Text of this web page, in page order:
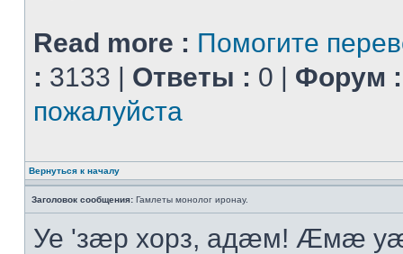
Read more : Помогите
: 3133 | Ответы : 0 | Форум :
пожалуйста
Вернуться к началу
Заголовок сообщения: Гамлеты монолог иронау.
Уе 'зæр хорз, адæм! Æмæ